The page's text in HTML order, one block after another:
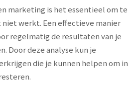
marketing is het essentieel om te
werkt. Een effectieve manier
regelmatig de resultaten van je
Door deze analyse kun je
die je kunnen helpen om in